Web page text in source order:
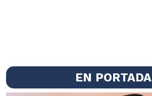
EN PORTADA